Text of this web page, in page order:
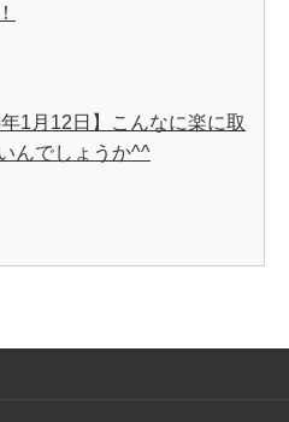
年1月12日】こんなに楽に取
んでしょうか^^